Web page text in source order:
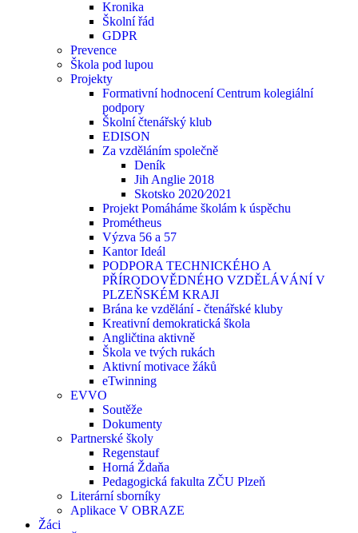
Kronika
Školní řád
GDPR
Prevence
Škola pod lupou
Projekty
Formativní hodnocení Centrum kolegiální
podpory
Školní čtenářský klub
EDISON
Za vzděláním společně
Deník
Jih Anglie 2018
Skotsko 2020⁄2021
Projekt Pomáháme školám k úspěchu
Prométheus
Výzva 56 a 57
Kantor Ideál
PODPORA TECHNICKÉHO A
PŘÍRODOVĚDNÉHO VZDĚLÁVÁNÍ V
PLZEŇSKÉM KRAJI
Brána ke vzdělání - čtenářské kluby
Kreativní demokratická škola
Angličtina aktivně
Škola ve tvých rukách
Aktivní motivace žáků
eTwinning
EVVO
Soutěže
Dokumenty
Partnerské školy
Regenstauf
Horná Ždaňa
Pedagogická fakulta ZČU Plzeň
Literární sborníky
Aplikace V OBRAZE
Žáci